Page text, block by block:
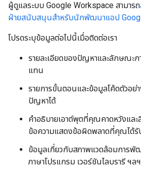
ผู้ดูแลระบบ Google Workspace สามารถ
ฝ่ายสนับสนุนสำหรับนักพัฒนาแอป
โปรดระบุข้อมูลต่อไปนี้เมื่อติดต่อเรา
รายละเอียดของปัญหาและลักษณะ
แทน
รายการขั้นตอนและข้อมูลโค้ดตัวอย่
ปัญหาได้
คำอธิบายเอาต์พุตที่คุณคาดหวังแล
ข้อความแสดงข้อผิดพลาดที่คุณได้รั
ข้อมูลเกี่ยวกับสภาพแวดล้อมการ
ภาษาโปรแกรม เวอร์ชันไลบรารี ฯลฯ